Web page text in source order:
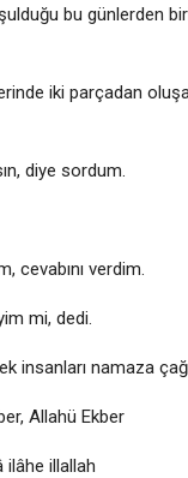
bu günlerden
iki parçadan
diye sordum.
cevabını verdim.
mi, dedi.
insanları namaza
Allahü Ekber
ilâhe illallah